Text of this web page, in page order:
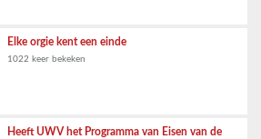
Elke orgie kent een einde
1022 keer bekeken
Heeft UWV het Programma van Eisen van de